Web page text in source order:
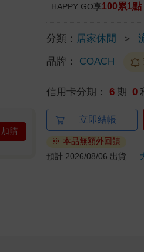
加購
HAPPY GO享100累1
分類： 居家休閒 ＞
品牌： COACH
信用卡分期： 6 期 0
立即結帳
※ 本品無額外回饋
預計 2026/08/06 出貨